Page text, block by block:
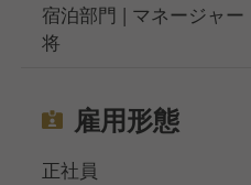
宿泊部門 | マネージャ
将
雇用形態
正社員